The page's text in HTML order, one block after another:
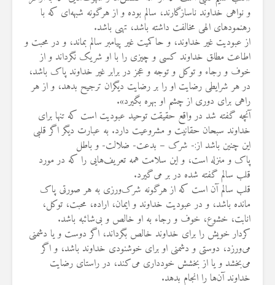
و نواهی خداوند ناسازگارند، سالم بوده و از هرگونه شبهه‌ای که با
رهنمودهای الهی مخالفت داشته باشد، تهی باشد.
از عبودیت غیر خداوند، و حاکمیت غیر پیامبر سالم بماند، و در محبت و
اطاعت مطلق خداوند کسی و چیزی را با او شریک نگرداند و از
خوف و رجاء و توکل و توجه و عجز در برابر غیر خداوند پاک باشد،
در هر شرایطی رضایت او را بر رضایت دیگران ترجیح بدهد، و از هر
راهی برای دوری از چشم او بهره بگیرد».
آنچه گفته شد در واقع حقیقت توحید عبودیت است که تنها برای
خداوند سبحان حقانیت و مشروعیت دارد. به عبارت دیگر اگر قلبی
این چنین باشد از:- شرک – بدعت- ضلالت- و باطل
پاک و منزله است، و این سلامت همه تعریف‌هایی را که در مورد
قلب سالم گفته شده در بر می‌گیرد.
قلب سالم آن است که از هرگونه شرک‌ورزی به هر صورتی پاک
مانده باشد، و در عبودیت خداوند و ایمان، اراده، محبت، توکل،
انابت، خشوع، خوف و رجاء به او خالص و بی‌شائبه باشد.
کردار خویش را برای خداوند خالص بگرداند، اگر دوست و یا دشمنی
می‌ورزد، دوستی و دشمنی او برای خوشنودی خداوند باشد، و اگر
می‌بخشد و یا از بخشش خودداری می‌کند، در راستای رضایت
خداوند آن‌ها را انجام بدهد.